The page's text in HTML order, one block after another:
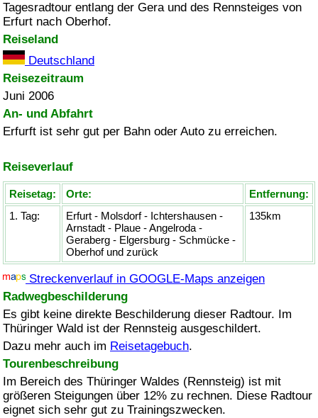
Tagesradtour entlang der Gera und des Rennsteiges von
Erfurt nach Oberhof.
Reiseland
Deutschland
Reisezeitraum
Juni 2006
An- und Abfahrt
Erfurft ist sehr gut per Bahn oder Auto zu erreichen.
Reiseverlauf
Reisetag: Orte:
Entfernung:
1. Tag:
Erfurt - Molsdorf - Ichtershausen -
Arnstadt - Plaue - Angelroda -
Geraberg - Elgersburg - Schmücke -
Oberhof und zurück
135km
Streckenverlauf in GOOGLE-Maps anzeigen
Radwegbeschilderung
Es gibt keine direkte Beschilderung dieser Radtour. Im
Thüringer Wald ist der Rennsteig ausgeschildert.
Dazu mehr auch im Reisetagebuch.
Tourenbeschreibung
Im Bereich des Thüringer Waldes (Rennsteig) ist mit
größeren Steigungen über 12% zu rechnen. Diese Radtour
eignet sich sehr gut zu Trainingszwecken.